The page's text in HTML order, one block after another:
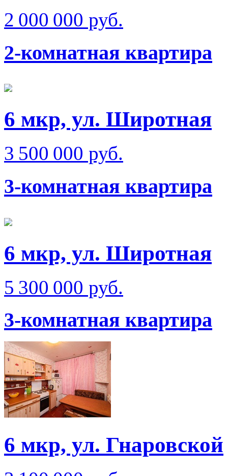
2 000 000 руб.
2-комнатная квартира
6 мкр, ул. Широтная
3 500 000 руб.
3-комнатная квартира
6 мкр, ул. Широтная
5 300 000 руб.
3-комнатная квартира
6 мкр, ул. Гнаровской